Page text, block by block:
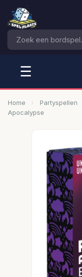
☰
Home Partyspellen
Apocalypse